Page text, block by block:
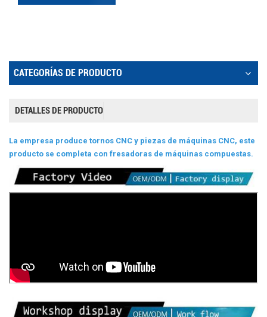
CATEGORÍAS DE PRODUCTO
DETALLES DE PRODUCTO
La empresa produce tornos CNC y piezas de máquinas CNC, este
producto se completa con fresadoras de máquinas compuestas.